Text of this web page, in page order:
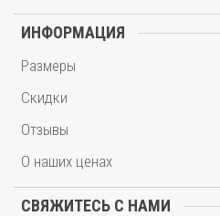
ИНФОРМАЦИЯ
Размеры
Скидки
Отзывы
О наших ценах
СВЯЖИТЕСЬ С НАМИ